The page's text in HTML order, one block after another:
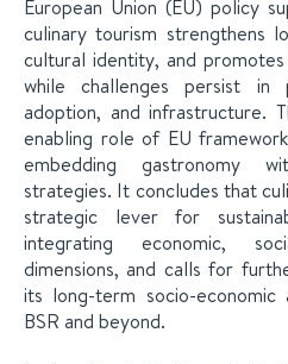
European Union (EU) policy
culinary tourism strengthens
cultural identity, and
while challenges persist in
adoption, and infrastructure.
enabling role of EU
embedding gastronomy
strategies. It concludes that
strategic lever for
integrating economic,
dimensions, and calls for
its long-term socio-
BSR and beyond.